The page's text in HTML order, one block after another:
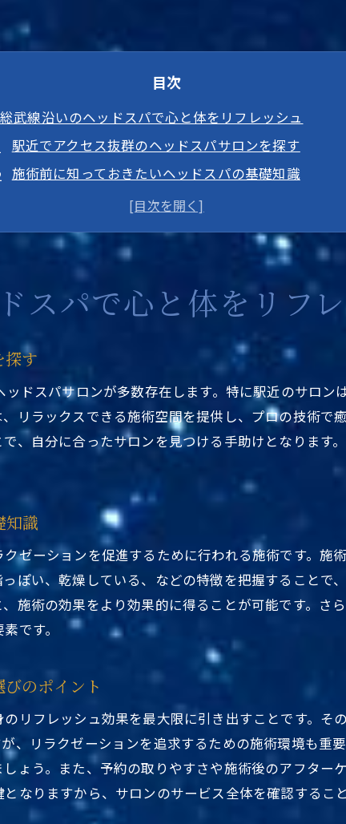
目次
武線沿いのヘッドスパで心と体をリフレッシュ
駅近でアクセス抜群のヘッドスパサロンを探す
施術前に知っておきたいヘッドスパの基礎知識
リフレッシュ効果を高めるためのサロン選びのポイ
ヘッドスパがもたらす心と体への効果とは
施術の流れとその効果を最大化するためのアドバイス
リピーターになる理由は何か？
の喧騒を離れる極上ヘッドスパの魅力
静寂の中で味わうリラクゼーション体験
ヘッドスパが提供する非日常の空間
心地よい香りと音楽でリラックスする方法
都会のストレスを解放するヘッドスパの効果
リラックスとリフレッシュを同時に叶えるヘッドスパ
ロの施術でストレスを解消するJR総武線のヘッドスパ
経験豊富なプロが提供するサービスの特徴
ストレスを効果的に軽減する施術テクニック
心身のバランスを整えるための施術内容
個別対応で自分に合った施術を受ける方法
施術後のリフレッシュ感を最大限に引き出す方法
ヘッドスパサロンでのプロの選び方
ッドスパがビジネスパーソンに与えるリラクゼーショ
忙しいビジネスマンに最適なリフレッシュ手段
ヘッドスパが仕事効率を上げる理由
ビジネスパーソンに必要なストレスケア
施術前後で感じるリラックス効果の違い
スパで心と体をリフ
探す
ドスパサロンが多数存在します。特に駅近のサロ
リラックスできる施術空間を提供し、プロの技術で
、自分に合ったサロンを見つける手助けとなります
知識
ゼーションを促進するために行われる施術です。施
ぽい、乾燥している、などの特徴を把握することで
施術の効果をより効果的に得ることが可能です。さ
です。
のポイント
リフレッシュ効果を最大限に引き出すことです。そ
、リラクゼーションを追求するための施術環境も重
ょう。また、予約の取りやすさや施術後のアフター
なりますから、サロンのサービス全体を確認するこ